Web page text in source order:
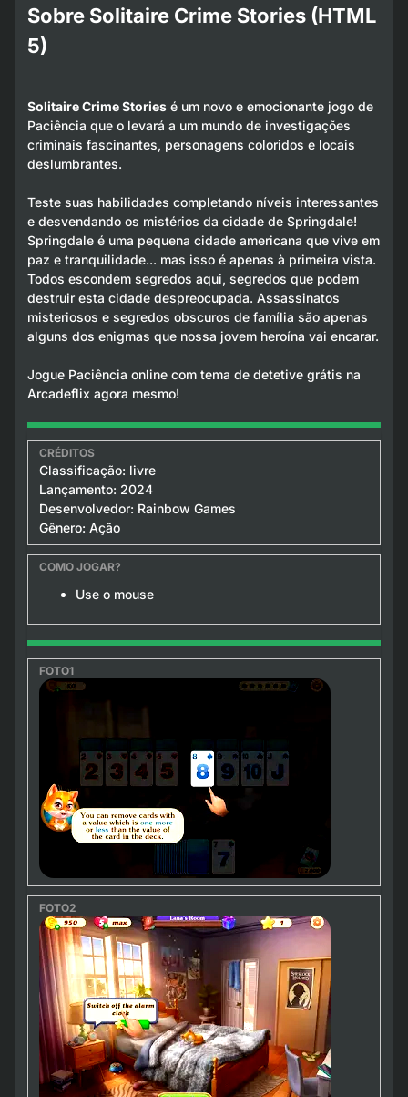
Sobre Solitaire Crime Stories (HTML
5)
Solitaire Crime Storiesé um novo e emocionante jogo de
Paciência que o levará a um mundo de investigações
criminais fascinantes, personagens coloridos e locais
deslumbrantes.
Teste suas habilidades completando níveis interessantes
e desvendando os mistérios da cidade de Springdale!
Springdale é uma pequena cidade americana que vive em
paz e tranquilidade... mas isso é apenas à primeira vista.
Todos escondem segredos aqui, segredos que podem
destruir esta cidade despreocupada. Assassinatos
misteriosos e segredos obscuros de família são apenas
alguns dos enigmas que nossa jovem heroína vai encarar.
Jogue Paciência online com tema de detetive grátis na
Arcadeflix agora mesmo!
Classificação: livre
Lançamento: 2024
Desenvolvedor: Rainbow Games
Gênero: Ação
Use o mouse